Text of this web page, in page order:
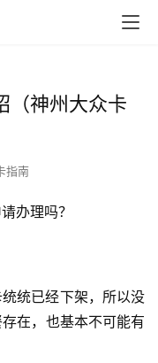
（神州大众卡
指南
办理吗？
统已经下架，所以没
在，也基本不可能有